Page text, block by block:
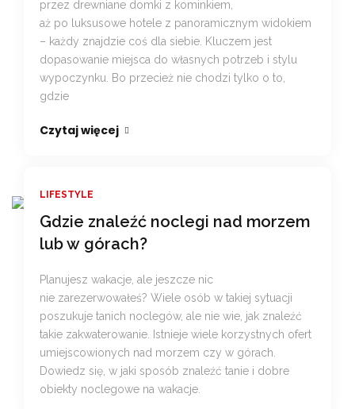
przez drewniane domki z kominkiem,
aż po luksusowe hotele z panoramicznym widokiem
– każdy znajdzie coś dla siebie. Kluczem jest
dopasowanie miejsca do własnych potrzeb i stylu
wypoczynku. Bo przecież nie chodzi tylko o to,
gdzie
Czytaj więcej
LIFESTYLE
Gdzie znaleźć noclegi nad morzem
lub w górach?
Planujesz wakacje, ale jeszcze nic
nie zarezerwowałeś? Wiele osób w takiej sytuacji
poszukuje tanich noclegów, ale nie wie, jak znaleźć
takie zakwaterowanie. Istnieje wiele korzystnych ofert
umiejscowionych nad morzem czy w górach.
Dowiedz się, w jaki sposób znaleźć tanie i dobre
obiekty noclegowe na wakacje.